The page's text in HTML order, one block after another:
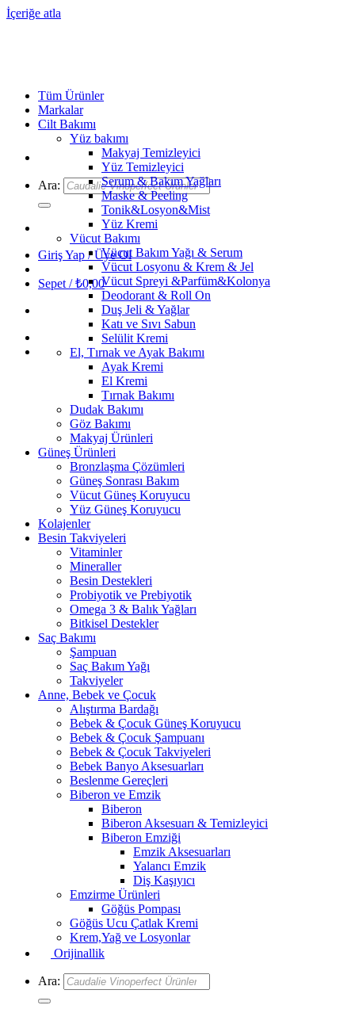
İçeriğe atla
Ara:
Giriş Yap / Üye Ol
Sepet /₺0,00
Tüm Ürünler
Markalar
Cilt Bakımı
Yüz bakımı
Makyaj Temizleyici
Yüz Temizleyici
Serum & Bakım Yağları
Maske & Peeling
Tonik&Losyon&Mist
Yüz Kremi
Vücut Bakımı
Vücut Bakım Yağı & Serum
Vücut Losyonu & Krem & Jel
Vücut Spreyi &Parfüm&Kolonya
Deodorant & Roll On
Duş Jeli & Yağlar
Katı ve Sıvı Sabun
Selülit Kremi
El, Tırnak ve Ayak Bakımı
Ayak Kremi
El Kremi
Tırnak Bakımı
Dudak Bakımı
Göz Bakımı
Makyaj Ürünleri
Güneş Ürünleri
Bronzlaşma Çözümleri
Güneş Sonrası Bakım
Vücut Güneş Koruyucu
Yüz Güneş Koruyucu
Kolajenler
Besin Takviyeleri
Vitaminler
Mineraller
Besin Destekleri
Probiyotik ve Prebiyotik
Omega 3 & Balık Yağları
Bitkisel Destekler
Saç Bakımı
Şampuan
Saç Bakım Yağı
Takviyeler
Anne, Bebek ve Çocuk
Alıştırma Bardağı
Bebek & Çocuk Güneş Koruyucu
Bebek & Çocuk Şampuanı
Bebek & Çocuk Takviyeleri
Bebek Banyo Aksesuarları
Beslenme Gereçleri
Biberon ve Emzik
Biberon
Biberon Aksesuarı & Temizleyici
Biberon Emziği
Emzik Aksesuarları
Yalancı Emzik
Diş Kaşıyıcı
Emzirme Ürünleri
Göğüs Pompası
Göğüs Ucu Çatlak Kremi
Krem,Yağ ve Losyonlar
Orijinallik
Ara: